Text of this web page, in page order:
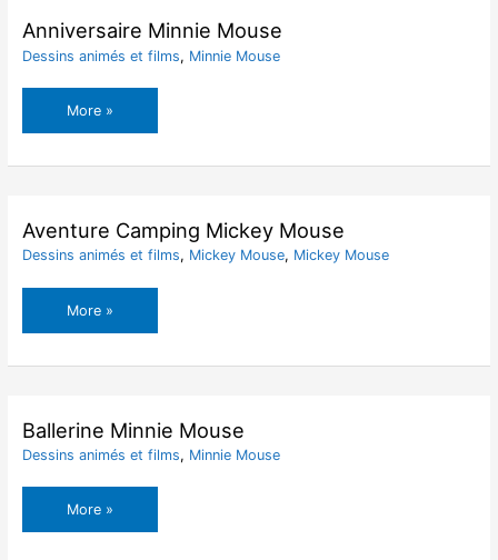
Anniversaire Minnie Mouse
Dessins animés et films, Minnie Mouse
Anniversaire
Minnie
More »
Aventure Camping Mickey Mouse
Dessins animés et films, Mickey Mouse, Mickey Mouse
Aventure
Camping
More »
Ballerine Minnie Mouse
Dessins animés et films, Minnie Mouse
Ballerine
Minnie
More »